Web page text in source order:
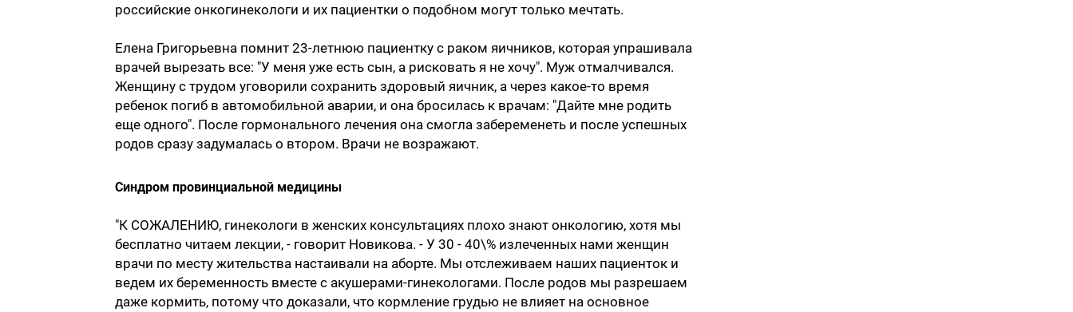
российские онкогинекологи и их пациентки о подобном могут только мечтать.
Елена Григорьевна помнит 23-летнюю пациентку с раком яичников, которая упрашивала
врачей вырезать все: "У меня уже есть сын, а рисковать я не хочу". Муж отмалчивался.
Женщину с трудом уговорили сохранить здоровый яичник, а через какое-то время
ребенок погиб в автомобильной аварии, и она бросилась к врачам: "Дайте мне родить
еще одного". После гормонального лечения она смогла забеременеть и после успешных
родов сразу задумалась о втором. Врачи не возражают.
Синдром провинциальной медицины
"К СОЖАЛЕНИЮ, гинекологи в женских консультациях плохо знают онкологию, хотя мы
бесплатно читаем лекции, - говорит Новикова. - У 30 - 40\% излеченных нами женщин
врачи по месту жительства настаивали на аборте. Мы отслеживаем наших пациенток и
ведем их беременность вместе с акушерами-гинекологами. После родов мы разрешаем
даже кормить, потому что доказали, что кормление грудью не влияет на основное